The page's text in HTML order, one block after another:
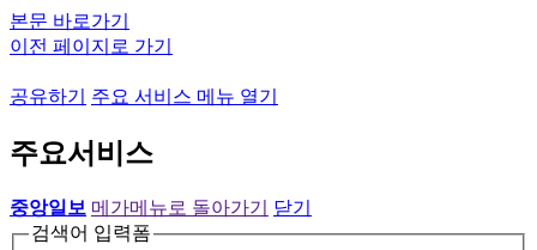
본문 바로가기
이전 페이지로 가기
공유하기 주요 서비스 메뉴 열기
주요서비스
중앙일보 메가메뉴로 돌아가기
닫기
검색어 입력폼